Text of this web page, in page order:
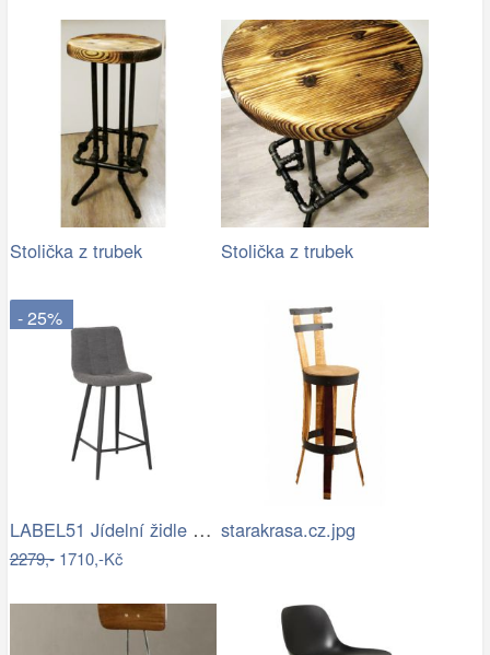
Stolička z trubek Stolička z trubek
- 25%
LABEL51 Jídelní židle mONZA tmavě zelená
2279,-1710,-Kč
starakrasa.cz.jpg